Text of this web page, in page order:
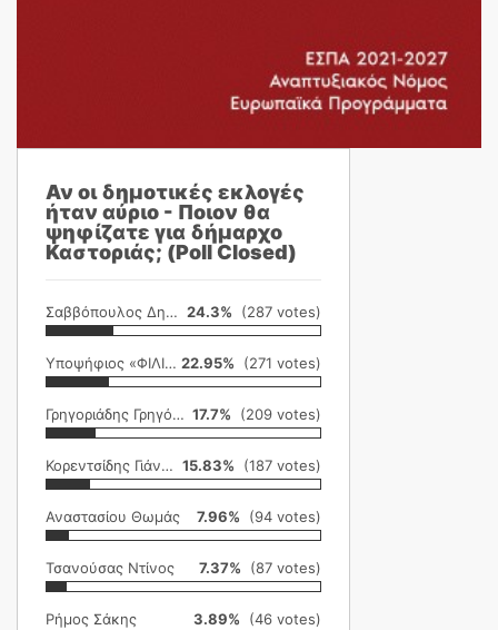
Αν οι δημοτικές εκλογές
ήταν αύριο - Ποιον θα
ψηφίζατε για δήμαρχο
Καστοριάς; (Poll Closed)
Σαββόπουλος Δημήτρης 24.3% (287 votes)
Υποψήφιος «ΦΙΛΙΚΗ ΕΤΑΙΡΕΙΑ» 22.95% (271 votes)
Γρηγοριάδης Γρηγόρης 17.7% (209 votes)
Κορεντσίδης Γιάννης 15.83% (187 votes)
Αναστασίου Θωμάς 7.96% (94 votes)
Τσανούσας Ντίνος 7.37% (87 votes)
Ρήμος Σάκης 3.89% (46 votes)